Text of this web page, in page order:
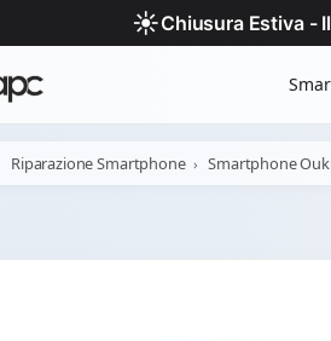
☀️Chiusura Estiva -
Riparazione Smartphone Smartphone